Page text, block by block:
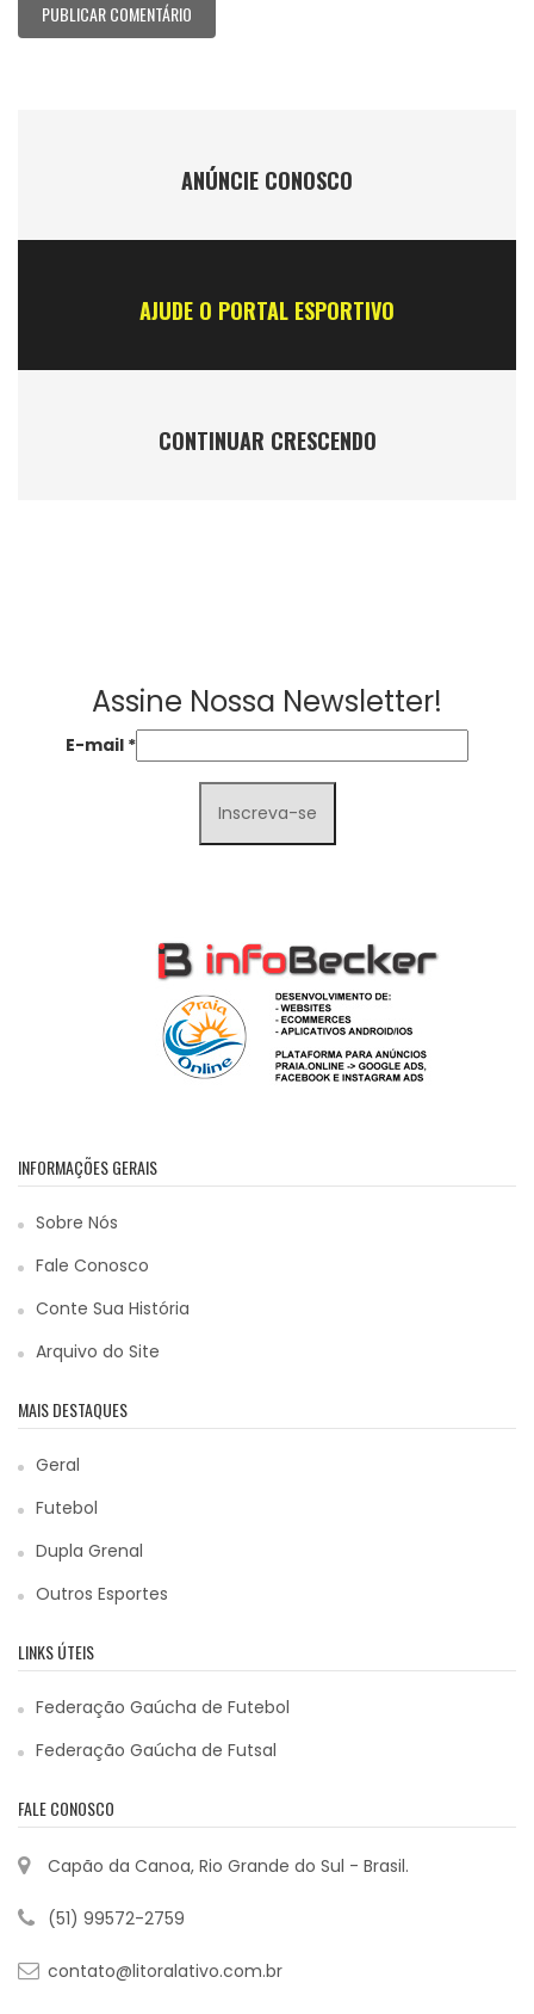
ANÚNCIE CONOSCO
AJUDE O PORTAL ESPORTIVO
CONTINUAR CRESCENDO
Assine Nossa Newsletter!
E-mail *
INFORMAÇÕES GERAIS
Sobre Nós
Fale Conosco
Conte Sua História
Arquivo do Site
MAIS DESTAQUES
Geral
Futebol
Dupla Grenal
Outros Esportes
LINKS ÚTEIS
Federação Gaúcha de Futebol
Federação Gaúcha de Futsal
FALE CONOSCO
Capão da Canoa, Rio Grande do Sul - Brasil.
(51) 99572-2759
contato@litoralativo.com.br